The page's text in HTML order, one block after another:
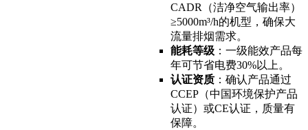
CADR（洁净空气输出率）
≥5000m³/h的机型，确保大
流量排烟需求。
能耗等级 ：一级能效产品每
年可节省电费30%以上。
认证资质 ：确认产品通过
CCEP（中国环境保护产品
认证）或CE认证，质量有
保障。